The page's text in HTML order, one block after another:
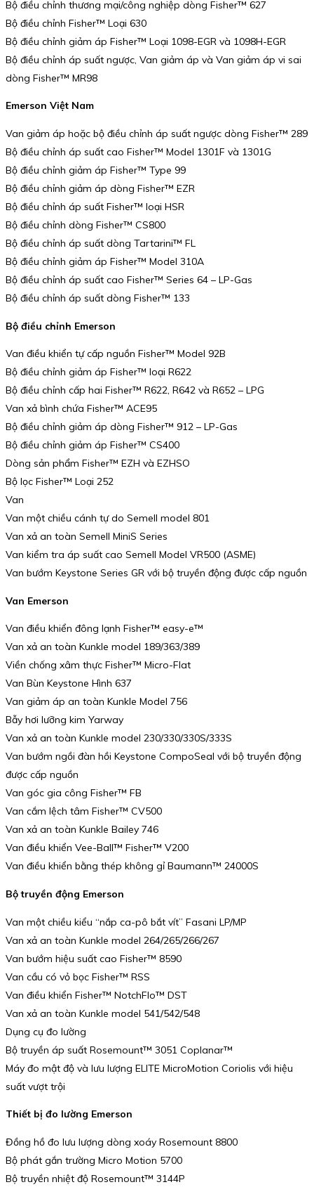
Bộ điều chỉnh thương mại/công nghiệp dòng Fisher™ 627
Bộ điều chỉnh Fisher™ Loại 630
Bộ điều chỉnh giảm áp Fisher™ Loại 1098-EGR và 1098H-EGR
Bộ điều chỉnh áp suất ngược, Van giảm áp và Van giảm áp vi sai
dòng Fisher™ MR98
Emerson Việt Nam
Van giảm áp hoặc bộ điều chỉnh áp suất ngược dòng Fisher™ 289
Bộ điều chỉnh áp suất cao Fisher™ Model 1301F và 1301G
Bộ điều chỉnh giảm áp Fisher™ Type 99
Bộ điều chỉnh giảm áp dòng Fisher™ EZR
Bộ điều chỉnh áp suất Fisher™ loại HSR
Bộ điều chỉnh dòng Fisher™ CS800
Bộ điều chỉnh áp suất dòng Tartarini™ FL
Bộ điều chỉnh giảm áp Fisher™ Model 310A
Bộ điều chỉnh áp suất cao Fisher™ Series 64 – LP-Gas
Bộ điều chỉnh áp suất dòng Fisher™ 133
Bộ điều chỉnh Emerson
Van điều khiển tự cấp nguồn Fisher™ Model 92B
Bộ điều chỉnh giảm áp Fisher™ loại R622
Bộ điều chỉnh cấp hai Fisher™ R622, R642 và R652 – LPG
Van xả bình chứa Fisher™ ACE95
Bộ điều chỉnh giảm áp dòng Fisher™ 912 – LP-Gas
Bộ điều chỉnh giảm áp Fisher™ CS400
Dòng sản phẩm Fisher™ EZH và EZHSO
Bộ lọc Fisher™ Loại 252
Van
Van một chiều cánh tự do Semell model 801
Van xả an toàn Semell MiniS Series
Van kiểm tra áp suất cao Semell Model VR500 (ASME)
Van bướm Keystone Series GR với bộ truyền động được cấp nguồn
Van Emerson
Van điều khiển đông lạnh Fisher™ easy-e™
Van xả an toàn Kunkle model 189/363/389
Viền chống xâm thực Fisher™ Micro-Flat
Van Bùn Keystone Hình 637
Van giảm áp an toàn Kunkle Model 756
Bẫy hơi lưỡng kim Yarway
Van xả an toàn Kunkle model 230/330/330S/333S
Van bướm ngồi đàn hồi Keystone CompoSeal với bộ truyền động
được cấp nguồn
Van góc gia công Fisher™ FB
Van cắm lệch tâm Fisher™ CV500
Van xả an toàn Kunkle Bailey 746
Van điều khiển Vee-Ball™ Fisher™ V200
Van điều khiển bằng thép không gỉ Baumann™ 24000S
Bộ truyền động Emerson
Van một chiều kiểu “nắp ca-pô bắt vít” Fasani LP/MP
Van xả an toàn Kunkle model 264/265/266/267
Van bướm hiệu suất cao Fisher™ 8590
Van cầu có vỏ bọc Fisher™ RSS
Van điều khiển Fisher™ NotchFlo™ DST
Van xả an toàn Kunkle model 541/542/548
Dụng cụ đo lường
Bộ truyền áp suất Rosemount™ 3051 Coplanar™
Máy đo mật độ và lưu lượng ELITE MicroMotion Coriolis với hiệu
suất vượt trội
Thiết bị đo lường Emerson
Đồng hồ đo lưu lượng dòng xoáy Rosemount 8800
Bộ phát gắn trường Micro Motion 5700
Bộ truyền nhiệt độ Rosemount™ 3144P